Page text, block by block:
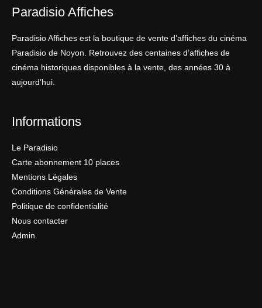
Paradisio Affiches
Paradisio Affiches est la boutique de vente d’affiches du cinéma
Paradisio de Noyon. Retrouvez des centaines d’affiches de
cinéma historiques disponibles à la vente, des années 30 à
aujourd’hui.
Informations
Le Paradisio
Carte abonnement 10 places
Mentions Légales
Conditions Générales de Vente
Politique de confidentialité
Nous contacter
Admin